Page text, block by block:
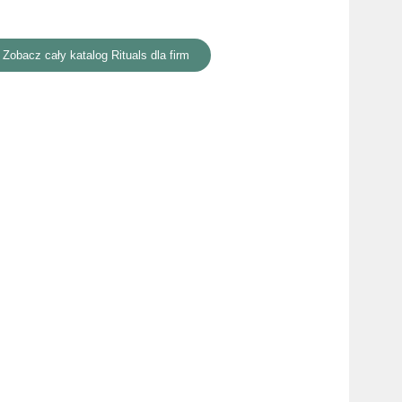
Zobacz cały katalog Rituals dla firm